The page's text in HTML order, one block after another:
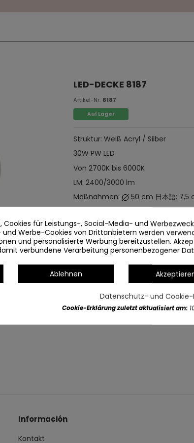
LED-DECKE 8187
Artikel-Nr. 8187
Auf Lager
Struktur: Weiß Acryl / Silber
30W PW LED
Von 2700K bis 6000K
LM: 2400/3000 lm
Maßnahmen:
50 cm 日本語: 7,5
Griff enthalten Δ Regulierbar in
(AUSSCHUSS)
Artikeldetails
Información
Kontakt
Cookies für Leistungs-, Social-Media- und
Werbe-Cookies von Drittanbietern werden
und personalisierte Werbung bereitzustellen.
verbundene Verarbeitung personenbezogener
Ablehnen
Datenschutz- und Cookie-
Cookie-Erklärung zuletzt aktualisiert am: